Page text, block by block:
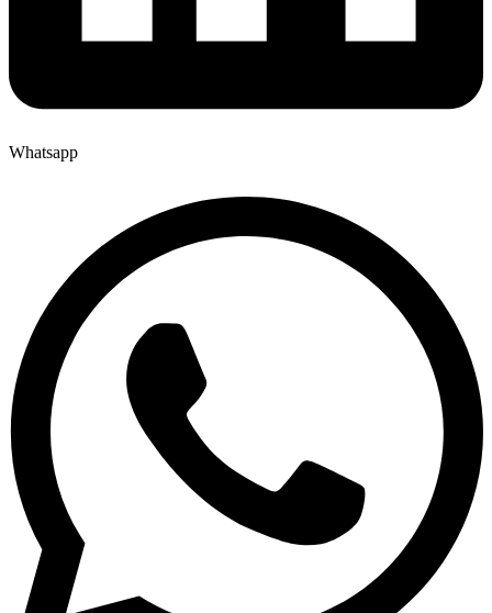
Whatsapp